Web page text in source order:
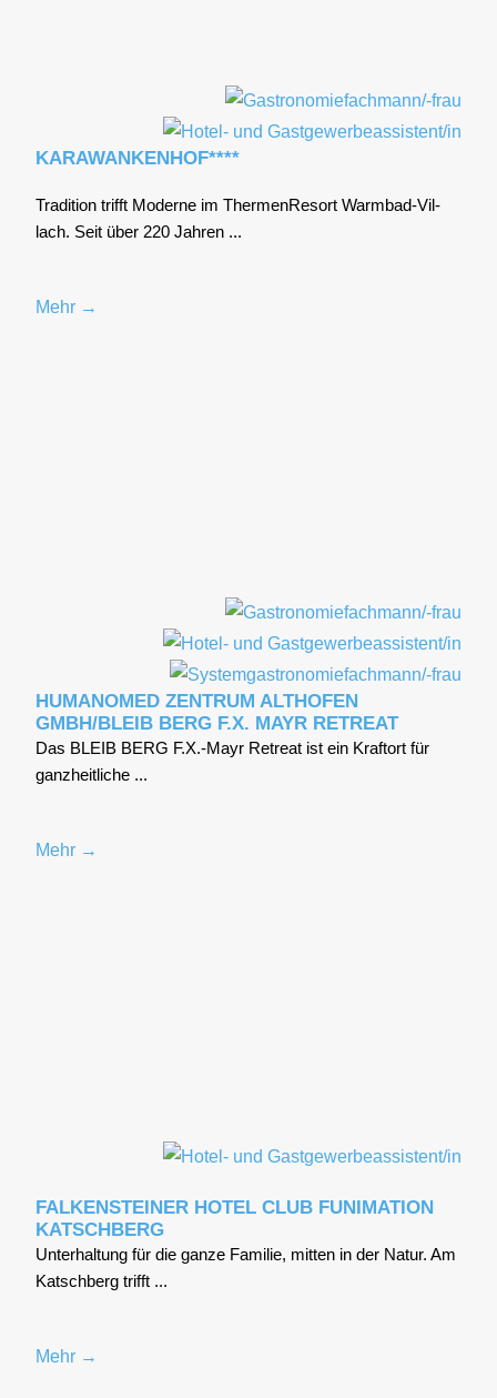
KARAWANKENHOF****
Tra­di­ti­on trifft Moder­ne im Ther­men­Re­sort Warm­bad-Vil­
lach. Seit über 220 Jah­ren ...
Mehr →
HUMANOMED ZENTRUM ALTHOFEN
GMBH/BLEIB BERG F.X. MAYR RETREAT
Das BLEIB BERG F.X.-Mayr Retre­at ist ein Kraft­ort für
ganz­heit­li­che ...
Mehr →
FALKENSTEINER HOTEL CLUB FUNIMATION
KATSCHBERG
Unter­hal­tung für die gan­ze Fami­lie, mit­ten in der Natur. Am
Katsch­berg trifft ...
Mehr →